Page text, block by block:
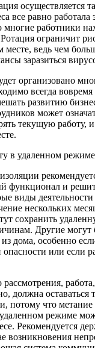
осуществляется
все равно
многие работники
ограничит
месте, ведь чем
заразиться
организовано
всегда
развитию
может
текущую работу,
в удаленном
функционал и
виды
нескольких
сохранить
Другие
из дома, особенно
или если
должна оставаться
потому что
режиме
Рекомендуется
возникновения